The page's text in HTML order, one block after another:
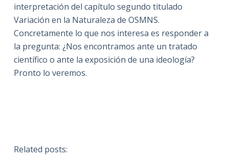
interpretación del capítulo segundo titulado
Variación en la Naturaleza de OSMNS.
Concretamente lo que nos interesa es responder a
la pregunta: ¿Nos encontramos ante un tratado
científico o ante la exposición de una ideología?
Pronto lo veremos.
Related posts: